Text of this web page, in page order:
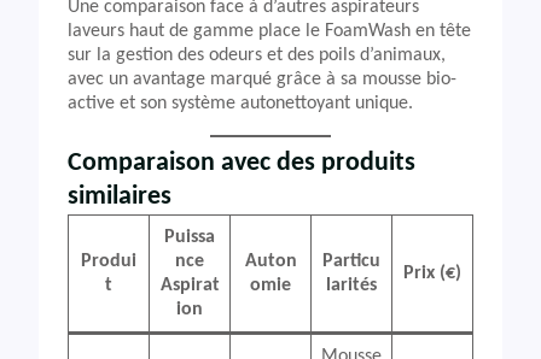
Une comparaison face à d’autres aspirateurs
laveurs haut de gamme place le FoamWash en tête
sur la gestion des odeurs et des poils d’animaux,
avec un avantage marqué grâce à sa mousse bio-
active et son système autonettoyant unique.
Comparaison avec des produits
similaires
Produi
t
Puissa
nce
Aspirat
ion
Auton
omie
Particu
larités
Prix (€)